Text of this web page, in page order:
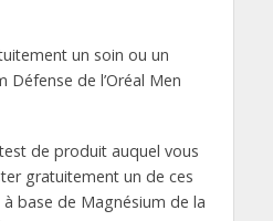
un soin ou un
de l’Oréal Men
de produit auquel vous
gratuitement un de ces
base de Magnésium de la